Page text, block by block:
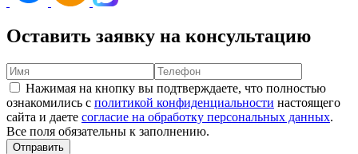
Оставить заявку на консультацию
Нажимая на кнопку вы подтверждаете, что полностью
ознакомились с политикой конфиденциальности настоящего
сайта и даете согласие на обработку персональных данных.
Все поля обязательны к заполнению.
Отправить